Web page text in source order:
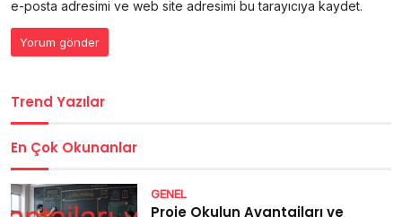
e-posta adresimi ve web site adresimi bu tarayıcıya kaydet.
Trend Yazılar
En Çok Okunanlar
GENEL
Proje Okulun Avantajları ve